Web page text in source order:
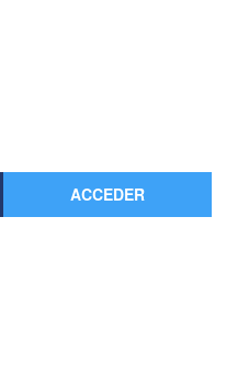
ACCEDER